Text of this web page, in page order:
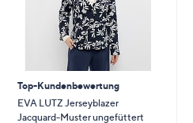
Top-Kundenbewertung
EVA LUTZ Jerseyblazer
Jacquard-Muster ungefüttert